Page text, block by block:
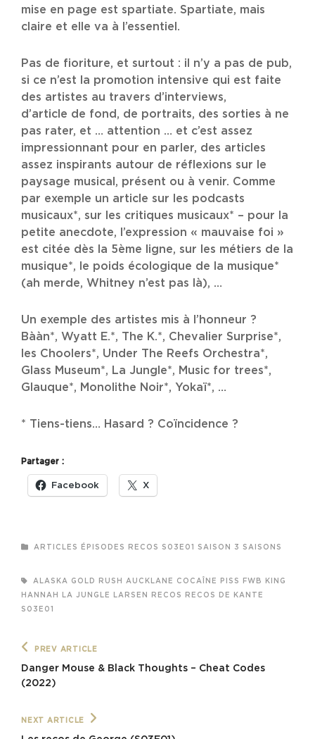
mise en page est spartiate. Spartiate, mais
claire et elle va à l’essentiel.
Pas de fioriture, et surtout : il n’y a pas de pub,
si ce n’est la promotion intensive qui est faite
des artistes au travers d’interviews,
d’article de fond, de portraits, des sorties à ne
pas rater, et … attention … et c’est assez
impressionnant pour en parler, des articles
assez inspirants autour de réflexions sur le
paysage musical, présent ou à venir. Comme
par exemple un article sur les podcasts
musicaux*, sur les critiques musicaux* – pour la
petite anecdote, l’expression « mauvaise foi »
est citée dès la 5ème ligne, sur les métiers de la
musique*, le poids écologique de la musique*
(ah merde, Whitney n’est pas là), …
Un exemple des artistes mis à l’honneur ?
Bààn*, Wyatt E.*, The K.*, Chevalier Surprise*,
les Choolers*, Under The Reefs Orchestra*,
Glass Museum*, La Jungle*, Music for trees*,
Glauque*, Monolithe Noir*, Yokaï*, …
* Tiens-tiens… Hasard ? Coïncidence ?
Partager :
Facebook X
CATEGORIES
ARTICLES ÉPISODES RECOS S03E01 SAISON 3 SAISONS
TAGS,ALASKA GOLD RUSH AUCKLANE COCAÎNE PISS FWB
KING
HANNAH
LA JUNGLE LARSEN RECOS
RECOS DE KANTE
S03E01
Navigation
de
l’article
Previous
Post
PREV ARTICLE
Danger Mouse & Black Thoughts – Cheat Codes
(2022)
Next
Post
NEXT ARTICLE